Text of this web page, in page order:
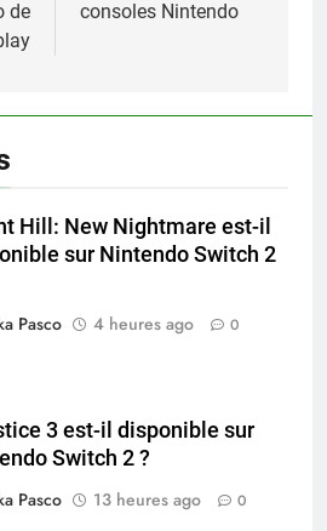
de
consoles Nintendo
Hill: New Nightmare est-il
sur Nintendo Switch 2
Pasco
4 heures ago 0
3 est-il disponible sur
Switch 2 ?
Pasco
13 heures ago 0